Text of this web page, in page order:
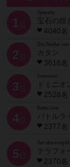
1 位
宝石の煌
4040名
2 位
Die Siedler von
カタン
3616名
3 位
ドミニオ
2528名
4位
Battle Line
バトルラ
2377名
5 位
Terraforming
テラフォ
2370名